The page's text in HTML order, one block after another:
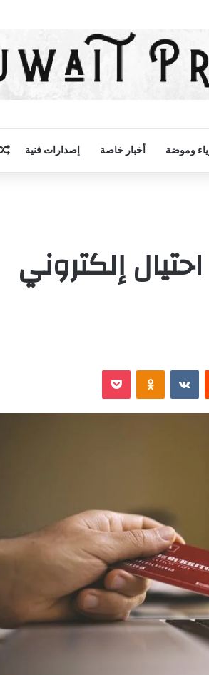
وموضة أخبار خاصة إصدارات فنية
إلكتروني
‏Reddit
‏VKontakte
Odnoklassniki
‫Pocket